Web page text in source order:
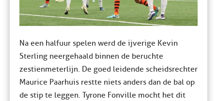
Na een halfuur spelen werd de ijverige Kevin
Sterling neergehaald binnen de beruchte
zestienmeterlijn. De goed leidende scheidsrechter
Maurice Paarhuis restte niets anders dan de bal op
de stip te leggen. Tyrone Fonville mocht het dit